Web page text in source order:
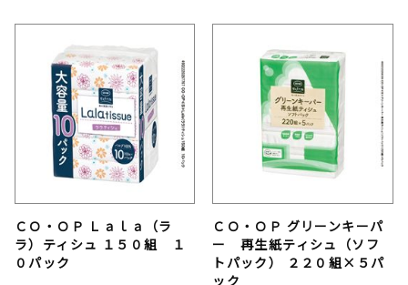
ＣＯ・ＯＰ Ｌａｌａ（ラ
ラ）ティシュ １５０組 １
０パック
ＣＯ・ＯＰ グリーンキーパ
ー 再生紙ティシュ（ソフ
トパック） ２２０組×５パ
ック